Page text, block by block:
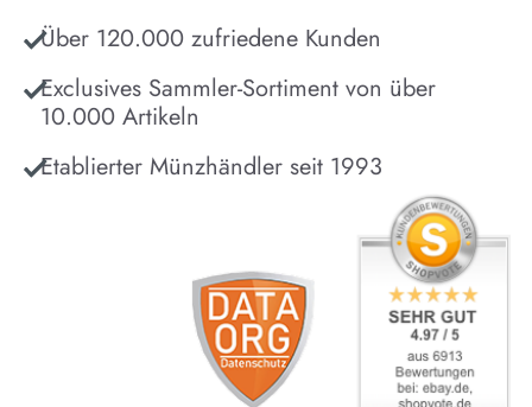
Über 120.000 zufriedene Kunden
Exclusives Sammler-Sortiment von über
10.000 Artikeln
Etablierter Münzhändler seit 1993